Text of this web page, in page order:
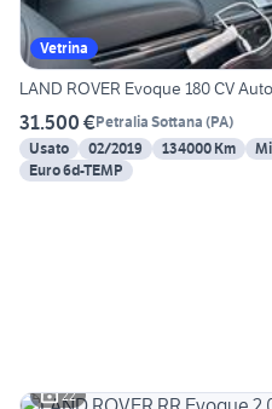
Vetrina
LAND ROVER Evoque 180 CV
31.500 €Petralia Sottana (PA)
Usato
02/2019 134000 Km
Euro 6d-TEMP
22